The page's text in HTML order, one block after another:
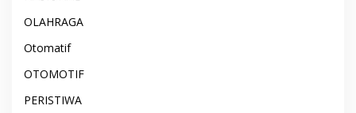
OLAHRAGA
Otomatif
OTOMOTIF
PERISTIWA